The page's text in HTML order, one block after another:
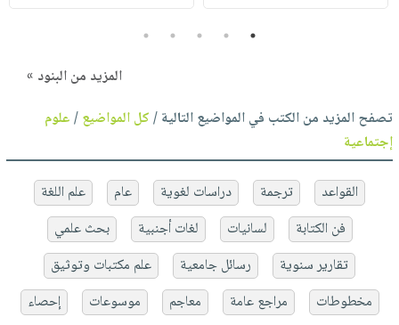
1
2
3
4
5
المزيد من البنود »
تصفح المزيد من الكتب في المواضيع التالية /كل المواضيع/علوم
إجتماعية
القواعد ترجمة دراسات لغوية عام
علم اللغة
فن الكتابة
لسانيات لغات أجنبية
بحث علمي
تقارير سنوية
رسائل جامعية
علم مكتبات وتوثيق
مخطوطات
مراجع عامة معاجم موسوعات
إحصاء